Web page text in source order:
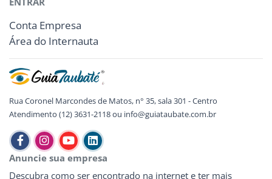
Conta Empresa
Área do Internauta
Rua Coronel Marcondes de Matos, n° 35, sala 301 - Centro
Atendimento (12) 3631-2118 ou info@guiataubate.com.br
Anuncie sua empresa
Descubra como ser encontrado na internet e ter mais